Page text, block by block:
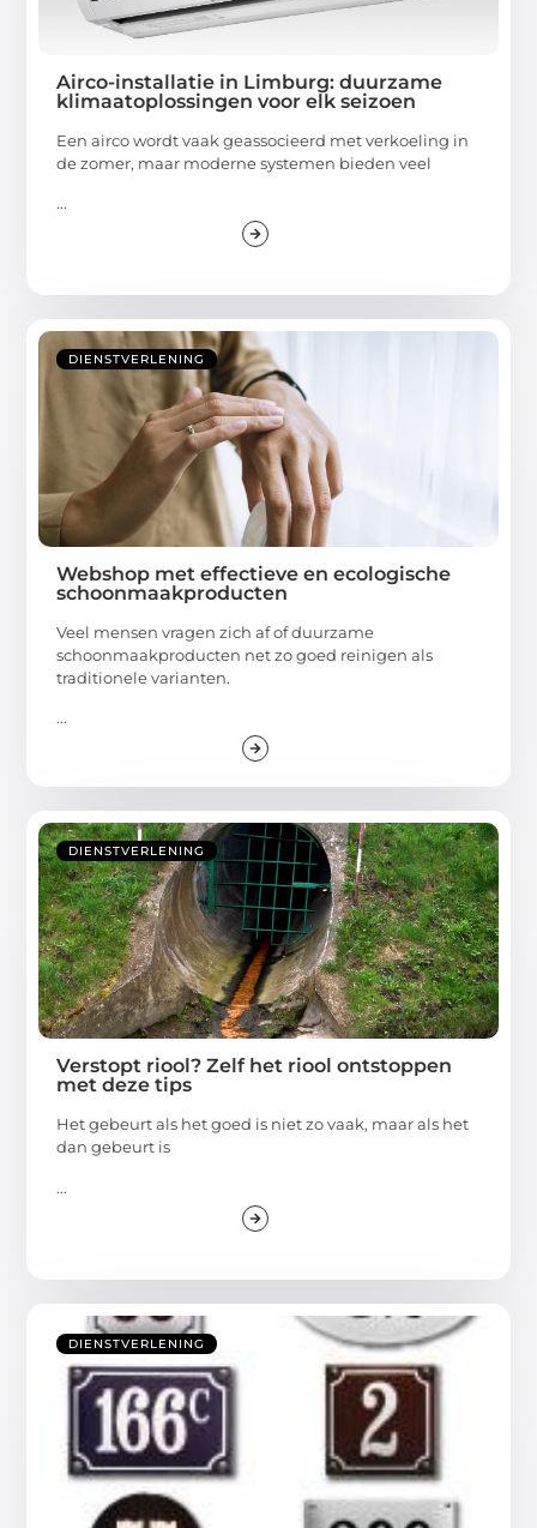
Airco-installatie in Limburg: duurzame
klimaatoplossingen voor elk seizoen
Een airco wordt vaak geassocieerd met verkoeling in
de zomer, maar moderne systemen bieden veel
...
DIENSTVERLENING
Webshop met effectieve en ecologische
schoonmaakproducten
Veel mensen vragen zich af of duurzame
schoonmaakproducten net zo goed reinigen als
traditionele varianten.
...
DIENSTVERLENING
Verstopt riool? Zelf het riool ontstoppen
met deze tips
Het gebeurt als het goed is niet zo vaak, maar als het
dan gebeurt is
...
DIENSTVERLENING